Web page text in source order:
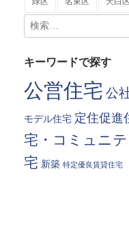
キーワードで探す
公営住宅 公
モデル住宅 定住促進
宅・コミュニ
宅 新築 特定優良賃貸住宅